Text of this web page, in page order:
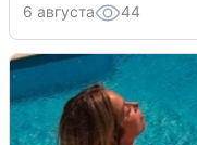
6 августа 44